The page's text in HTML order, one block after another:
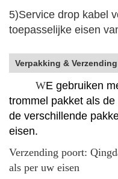
5)Service drop kabel
toepasselijke eisen
Verpakking & Verzending
WE gebruiken
trommel pakket als
de verschillende
eisen.
Verzending poort:
als per uw eisen